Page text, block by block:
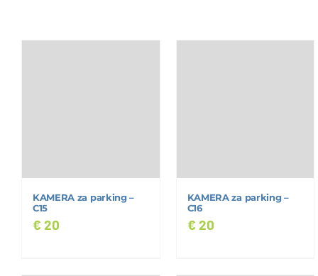
KAMERA za parking –
C15
€ 20
KAMERA za parking –
C16
€ 20